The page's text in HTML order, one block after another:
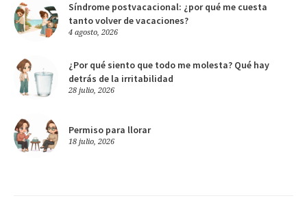
Síndrome postvacacional: ¿por qué me cuesta
tanto volver de vacaciones?
4 agosto, 2026
¿Por qué siento que todo me molesta? Qué hay
detrás de la irritabilidad
28 julio, 2026
Permiso para llorar
18 julio, 2026